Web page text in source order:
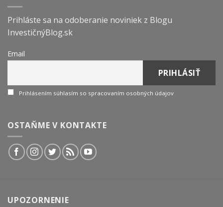
Prihláste sa na odoberanie noviniek z Blogu
InvestičnýBlog.sk
Email
Prihlásením súhlasím so spracovaním osobných údajov
OSTAŇME V KONTAKTE
UPOZORNENIE